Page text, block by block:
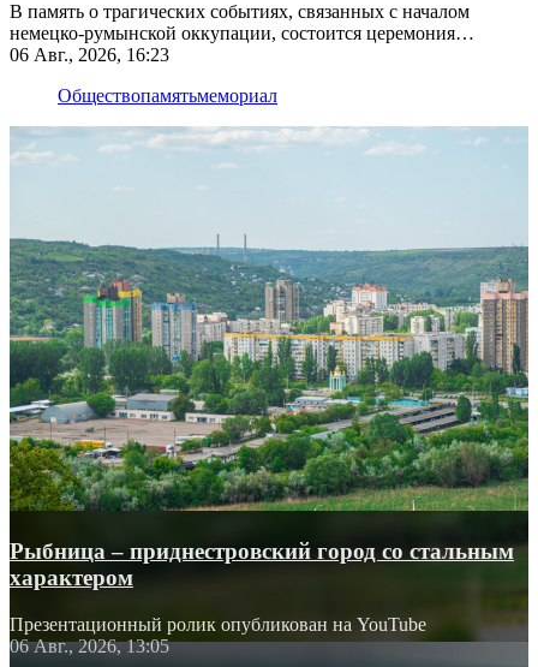
В память о трагических событиях, связанных с началом
немецко-румынской оккупации, состоится церемония
возложения цветов
06 Авг., 2026, 16:23
Обществопамятьмемориал
Рыбница – приднестровский город со стальным
характером
Презентационный ролик опубликован на YouTube
06 Авг., 2026, 13:05